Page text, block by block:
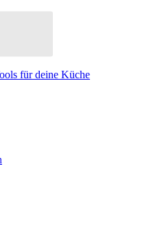
für deine Küche